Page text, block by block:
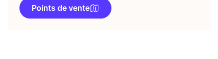
Points de vente